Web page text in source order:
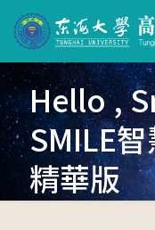
Hello ,
SMILE
精華版